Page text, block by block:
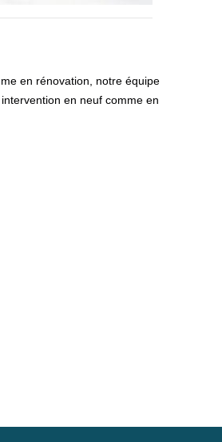
en rénovation, notre équipe
en neuf comme en